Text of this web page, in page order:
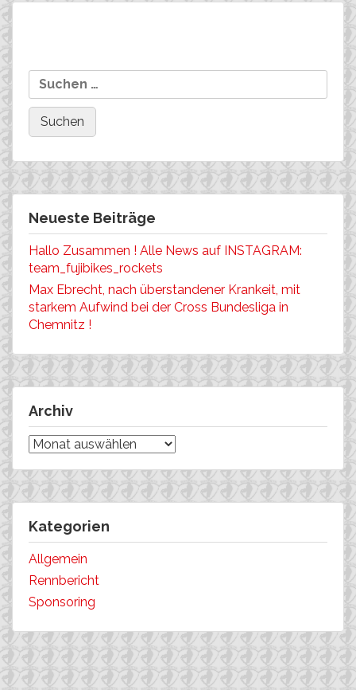
Neueste Beiträge
Hallo Zusammen ! Alle News auf INSTAGRAM:
team_fujibikes_rockets
Max Ebrecht, nach überstandener Krankeit, mit
starkem Aufwind bei der Cross Bundesliga in
Chemnitz !
Archiv
Archiv
Kategorien
Allgemein
Rennbericht
Sponsoring